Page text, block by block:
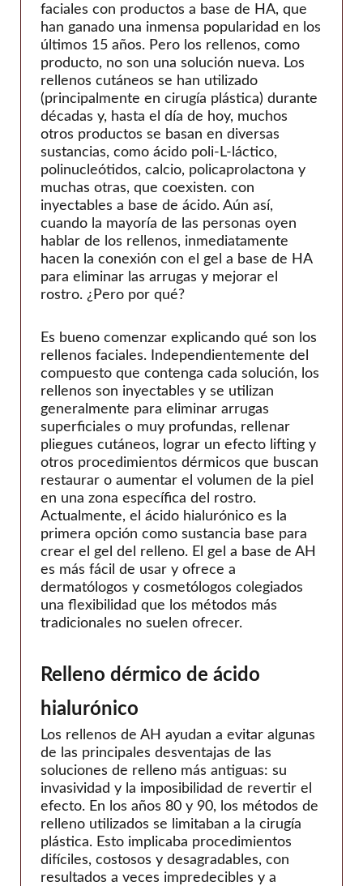
faciales con productos a base de HA, que
han ganado una inmensa popularidad en los
últimos 15 años. Pero los rellenos, como
producto, no son una solución nueva. Los
rellenos cutáneos se han utilizado
(principalmente en cirugía plástica) durante
décadas y, hasta el día de hoy, muchos
otros productos se basan en diversas
sustancias, como ácido poli-L-láctico,
polinucleótidos, calcio, policaprolactona y
muchas otras, que coexisten. con
inyectables a base de ácido. Aún así,
cuando la mayoría de las personas oyen
hablar de los rellenos, inmediatamente
hacen la conexión con el gel a base de HA
para eliminar las arrugas y mejorar el
rostro. ¿Pero por qué?
Es bueno comenzar explicando qué son los
rellenos faciales. Independientemente del
compuesto que contenga cada solución, los
rellenos son inyectables y se utilizan
generalmente para eliminar arrugas
superficiales o muy profundas, rellenar
pliegues cutáneos, lograr un efecto lifting y
otros procedimientos dérmicos que buscan
restaurar o aumentar el volumen de la piel
en una zona específica del rostro.
Actualmente, el ácido hialurónico es la
primera opción como sustancia base para
crear el gel del relleno. El gel a base de AH
es más fácil de usar y ofrece a
dermatólogos y cosmetólogos colegiados
una flexibilidad que los métodos más
tradicionales no suelen ofrecer.
Relleno dérmico de ácido
hialurónico
Los rellenos de AH ayudan a evitar algunas
de las principales desventajas de las
soluciones de relleno más antiguas: su
invasividad y la imposibilidad de revertir el
efecto. En los años 80 y 90, los métodos de
relleno utilizados se limitaban a la cirugía
plástica. Esto implicaba procedimientos
difíciles, costosos y desagradables, con
resultados a veces impredecibles y a